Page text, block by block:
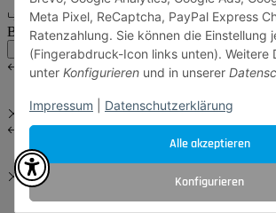
Alle akzeptieren
Konfigurieren
Meta Pixel, ReCaptcha, PayPal Express
Ratenzahlung. Sie können die Einstellung
(Fingerabdruck-Icon links unten). Weitere
unter Konfigurieren und in unserer
Impressum Datenschutzerklärung
Eine Subline
Body Content
main:another main